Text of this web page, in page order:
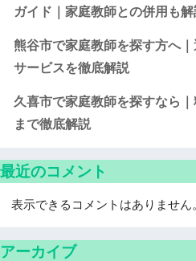
ガイド｜家庭教師との併用も解
熊谷市で家庭教師を探す方へ
サービスを徹底解説
久喜市で家庭教師を探すなら
まで徹底解説
最近のコメント
表示できるコメントはありません
アーカイブ